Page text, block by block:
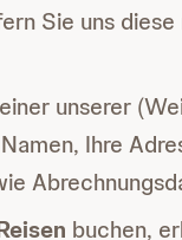
Sie uns
unserer
Ihre
buchen,